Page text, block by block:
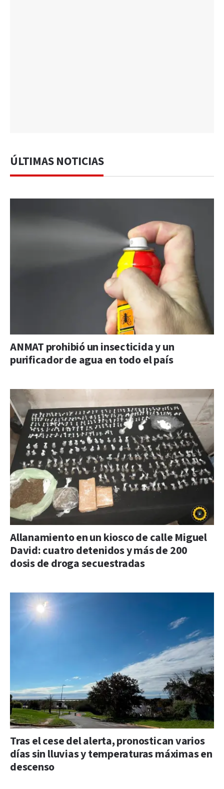
ÚLTIMAS NOTICIAS
ANMAT prohibió un insecticida y un
purificador de agua en todo el país
Allanamiento en un kiosco de calle Miguel
David: cuatro detenidos y más de 200
dosis de droga secuestradas
Tras el cese del alerta, pronostican varios
días sin lluvias y temperaturas máximas en
descenso